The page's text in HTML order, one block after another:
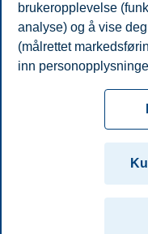
Telefon
E-post
Kontakt oss
Trondheim
© 2026 Handelshøyskolen
brukeropplevelse
analyse) og å vise
(målrettet
inn
cookies som er
fungere, kan du
samtykke ved å
Les mer om våre
opplysninger vi
for